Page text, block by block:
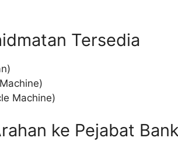
Tersedia
Machine)
ke Pejabat Bank